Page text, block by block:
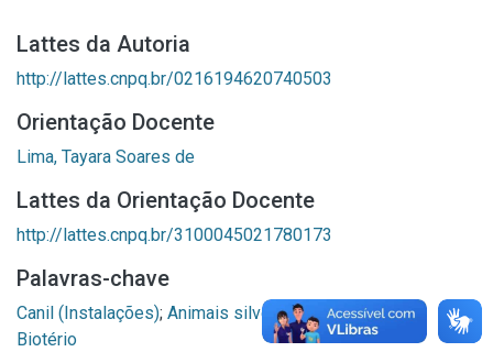
Lattes da Autoria
http://lattes.cnpq.br/0216194620740503
Orientação Docente
Lima, Tayara Soares de
Lattes da Orientação Docente
http://lattes.cnpq.br/3100045021780173
Palavras-chave
Canil (Instalações); Animais silvestres em cativeiro;
Biotério